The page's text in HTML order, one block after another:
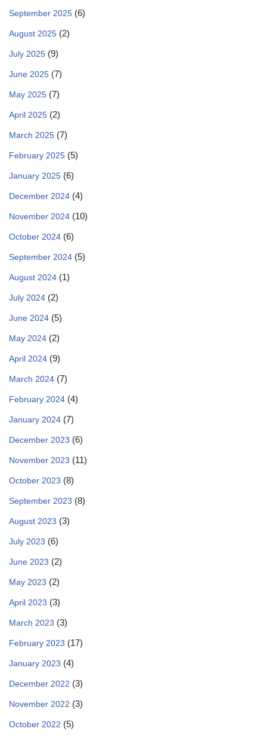
September 2025 (6)
August 2025 (2)
July 2025 (9)
June 2025 (7)
May 2025 (7)
April 2025 (2)
March 2025 (7)
February 2025 (5)
January 2025 (6)
December 2024 (4)
November 2024 (10)
October 2024 (6)
September 2024 (5)
August 2024 (1)
July 2024 (2)
June 2024 (5)
May 2024 (2)
April 2024 (9)
March 2024 (7)
February 2024 (4)
January 2024 (7)
December 2023 (6)
November 2023 (11)
October 2023 (8)
September 2023 (8)
August 2023 (3)
July 2023 (6)
June 2023 (2)
May 2023 (2)
April 2023 (3)
March 2023 (3)
February 2023 (17)
January 2023 (4)
December 2022 (3)
November 2022 (3)
October 2022 (5)